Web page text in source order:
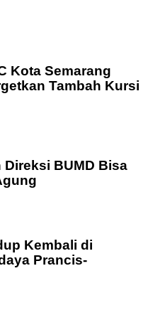
Kota Semarang
Tambah Kursi
BUMD Bisa
Kembali di
Prancis-